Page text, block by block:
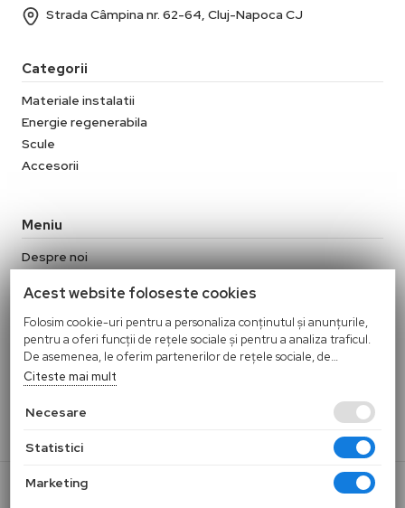
Strada Câmpina nr. 62-64, Cluj-Napoca CJ
Categorii
Materiale instalatii
Energie regenerabila
Scule
Accesorii
Meniu
Despre noi
Termeni si conditii
Politica de confidentialitate
Politica Cookies
Politica de retur
Acest website foloseste cookies
Folosim cookie-uri pentru a personaliza conținutul și anunțurile,
pentru a oferi funcții de rețele sociale și pentru a analiza traficul.
De asemenea, le oferim partenerilor de rețele sociale, de
publicitate și de analize informații cu privire la modul în care
folosiți site-ul nostru. Aceștia le pot combina cu alte informații
oferite de dvs. sau culese în urma folosirii serviciilor lor.
Citeste mai mult
Necesare
Statistici
Marketing